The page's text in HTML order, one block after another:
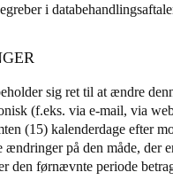
i
sig ret til at ændre
(f.eks. via e-mail, via
(15) kalenderdage efter
ændringer på den måde, der
den førnævnte periode